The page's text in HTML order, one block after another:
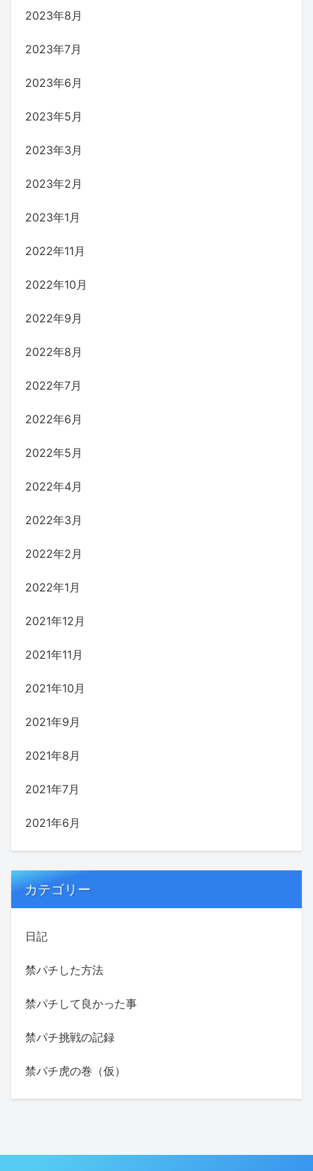
2023年8月
2023年7月
2023年6月
2023年5月
2023年3月
2023年2月
2023年1月
2022年11月
2022年10月
2022年9月
2022年8月
2022年7月
2022年6月
2022年5月
2022年4月
2022年3月
2022年2月
2022年1月
2021年12月
2021年11月
2021年10月
2021年9月
2021年8月
2021年7月
2021年6月
カテゴリー
日記
禁パチした方法
禁パチして良かった事
禁パチ挑戦の記録
禁パチ虎の巻（仮）